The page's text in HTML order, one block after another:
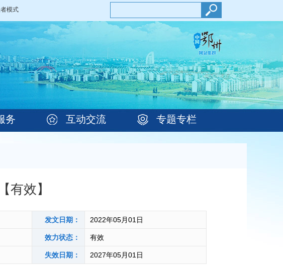
模式
务 互动交流 专题专栏
有效】
发文日期： 2022年05月01日
效力状态： 有效
失效日期： 2027年05月01日